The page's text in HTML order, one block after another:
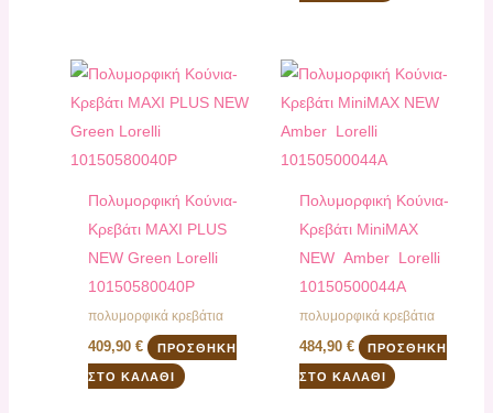
Πολυμορφική Κούνια-
Κρεβάτι MAXI PLUS
NEW Green Lorelli
10150580040P
πολυμορφικά κρεβάτια
409,90€ ΠΡΟΣΘΉΚΗ
ΣΤΟ ΚΑΛΆΘΙ
Πολυμορφική Κούνια-
Κρεβάτι ΜiniMAX
NEW Αmber Lorelli
10150500044A
πολυμορφικά κρεβάτια
484,90 € ΠΡΟΣΘΉΚΗ
ΣΤΟ ΚΑΛΆΘΙ